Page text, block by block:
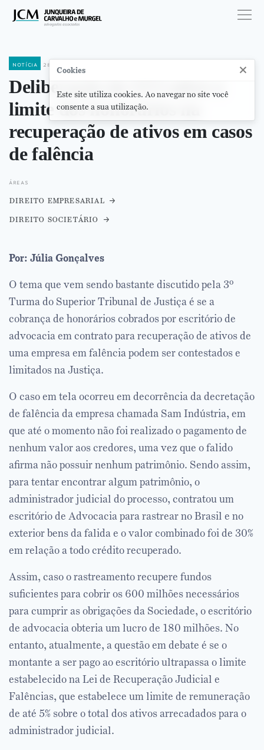
notícia 28 de março de 2024
Deliberação do STJ sobre o
limite dos honorários na
recuperação de ativos em casos
de falência
áreas
direito empresarial
direito societário
Por: Júlia Gonçalves
O tema que vem sendo bastante discutido pela 3º
Turma do Superior Tribunal de Justiça é se a
cobrança de honorários cobrados por escritório de
advocacia em contrato para recuperação de ativos de
uma empresa em falência podem ser contestados e
limitados na Justiça.
O caso em tela ocorreu em decorrência da decretação
de falência da empresa chamada Sam Indústria, em
que até o momento não foi realizado o pagamento de
nenhum valor aos credores, uma vez que o falido
afirma não possuir nenhum patrimônio. Sendo assim,
para tentar encontrar algum patrimônio, o
administrador judicial do processo, contratou um
escritório de Advocacia para rastrear no Brasil e no
exterior bens da falida e o valor combinado foi de 30%
em relação a todo crédito recuperado.
Assim, caso o rastreamento recupere fundos
suficientes para cobrir os 600 milhões necessários
para cumprir as obrigações da Sociedade, o escritório
de advocacia obteria um lucro de 180 milhões. No
entanto, atualmente, a questão em debate é se o
montante a ser pago ao escritório ultrapassa o limite
estabelecido na Lei de Recuperação Judicial e
Falências, que estabelece um limite de remuneração
de até 5% sobre o total dos ativos arrecadados para o
administrador judicial.
Cookies ×
Este site utiliza cookies. Ao navegar no site você
consente a sua utilização.